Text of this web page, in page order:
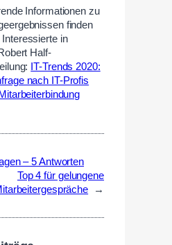
Informationen zu
finden
in
Half-
IT-Trends 2020:
nach IT-Profis
– 5 Antworten
Top 4 für gelungene
→